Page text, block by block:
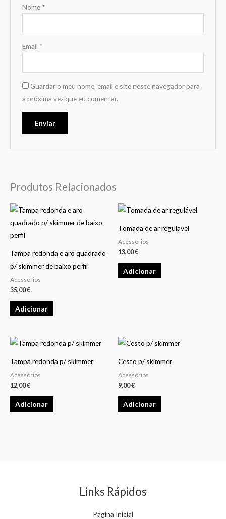
Nome *
Email *
Guardar o meu nome, email e site neste navegador para
a próxima vez que eu comentar.
Produtos Relacionados
Tampa redonda e aro quadrado
p/ skimmer de baixo perfil
Acessórios
35,00€
Adicionar
Tomada de ar regulável
Acessórios
13,00€
Adicionar
Tampa redonda p/ skimmer
Acessórios
12,00€
Adicionar
Cesto p/ skimmer
Acessórios
9,00€
Adicionar
Links Rápidos
Página Inicial